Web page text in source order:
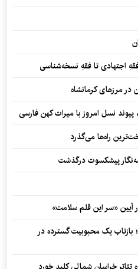
اجتهادی تا فقهِ نسخه‌شناسی
نسل امروز با میراث کهن فارسی
راه‌ها می‌گذرد
پیشکسوت درگذشت
بازتاب یک محبوبیت گسترده در
تئاتر خراسان شمالی کلید خورد